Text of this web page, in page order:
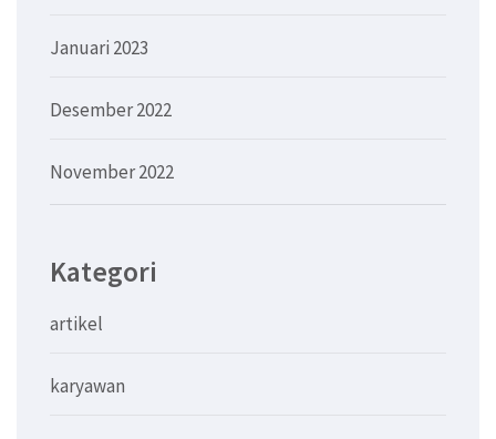
Januari 2023
Desember 2022
November 2022
Kategori
artikel
karyawan